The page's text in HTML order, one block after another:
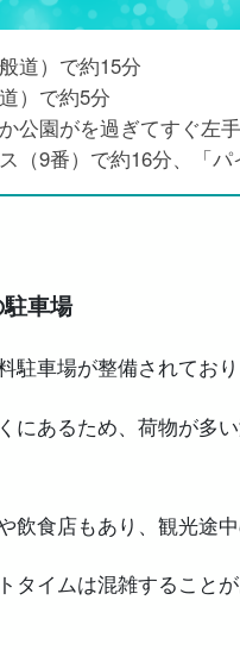
道）で約15分
）で約5分
公園がを過ぎてすぐ左
（9番）で約16分、「
車場
車場が整備されており
にあるため、荷物が多
飲食店もあり、観光途
タイムは混雑することが